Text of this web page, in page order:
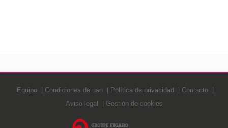
Equipo Condiciones de uso Política de privacidad
Contacto
Aviso legal
Gestión de cookies